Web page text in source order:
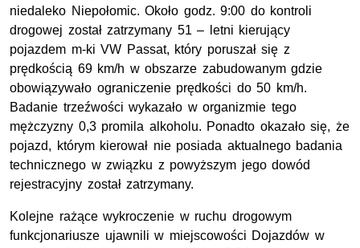
niedaleko Niepołomic. Około godz. 9:00 do kontroli
drogowej został zatrzymany 51 – letni kierujący
pojazdem m-ki VW Passat, który poruszał się z
prędkością 69 km/h w obszarze zabudowanym gdzie
obowiązywało ograniczenie prędkości do 50 km/h.
Badanie trzeźwości wykazało w organizmie tego
mężczyzny 0,3 promila alkoholu. Ponadto okazało się, że
pojazd, którym kierował nie posiada aktualnego badania
technicznego w związku z powyższym jego dowód
rejestracyjny został zatrzymany.
Kolejne rażące wykroczenie w ruchu drogowym
funkcjonariusze ujawnili w miejscowości Dojazdów w